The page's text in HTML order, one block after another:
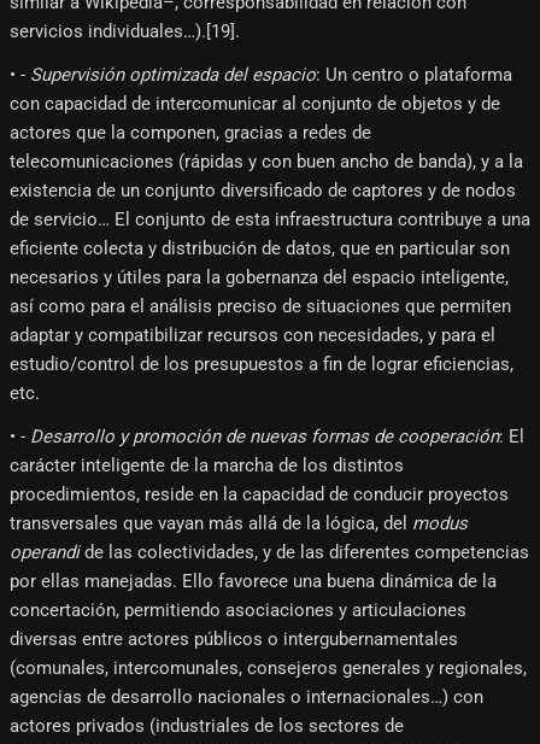
servicios individuales…).[19]​.
• - Supervisión optimizada del espacio: Un centro o plataforma
con capacidad de intercomunicar al conjunto de objetos y de
actores que la componen, gracias a redes de
telecomunicaciones (rápidas y con buen ancho de banda), y a la
existencia de un conjunto diversificado de captores y de nodos
de servicio… El conjunto de esta infraestructura contribuye a una
eficiente colecta y distribución de datos, que en particular son
necesarios y útiles para la gobernanza del espacio inteligente,
así como para el análisis preciso de situaciones que permiten
adaptar y compatibilizar recursos con necesidades, y para el
estudio/control de los presupuestos a fin de lograr eficiencias,
etc.
• - Desarrollo y promoción de nuevas formas de cooperación: El
carácter inteligente de la marcha de los distintos
procedimientos, reside en la capacidad de conducir proyectos
transversales que vayan más allá de la lógica, del modus
operandide las colectividades, y de las diferentes competencias
por ellas manejadas. Ello favorece una buena dinámica de la
concertación, permitiendo asociaciones y articulaciones
diversas entre actores públicos o intergubernamentales
(comunales, intercomunales, consejeros generales y regionales,
agencias de desarrollo nacionales o internacionales…) con
actores privados (industriales de los sectores de